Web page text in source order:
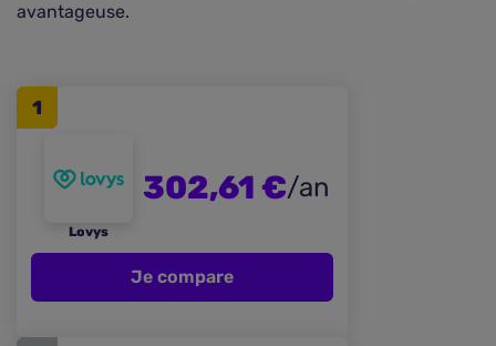
avantageuse.
1
Lovys
302,61 €/an
Je compare